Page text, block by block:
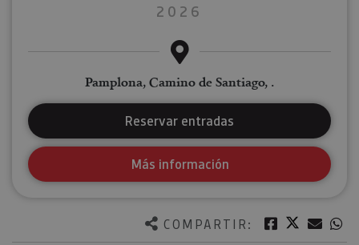
COMPARTIR: Facebook
Twitter
2026
Pamplona, Camino de Santiago, .
Reservar entradas
Más información